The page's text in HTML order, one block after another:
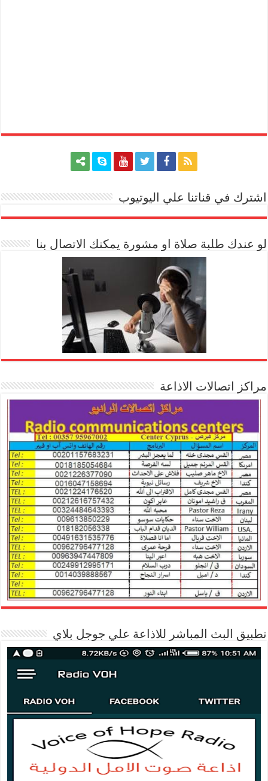
اشترك في قناتنا علي اليوتيوب
لو عندك طلبة صلاة او مشورة يمكنك الاتصال بنا
مراكز اتصالات الاذاعة
تطبيق البث المباشر للاذاعة علي جوجل بلاي